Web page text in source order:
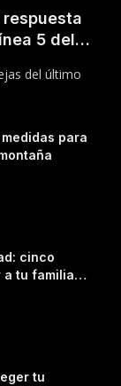
5 del
del último
para
cinco
a tu familia
tu